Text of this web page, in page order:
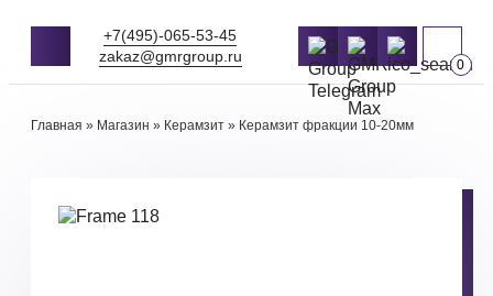
+7(495)-065-53-45
zakaz@gmrgroup.ru
0
Главная » Магазин » Керамзит » Керамзит фракции 10-20мм